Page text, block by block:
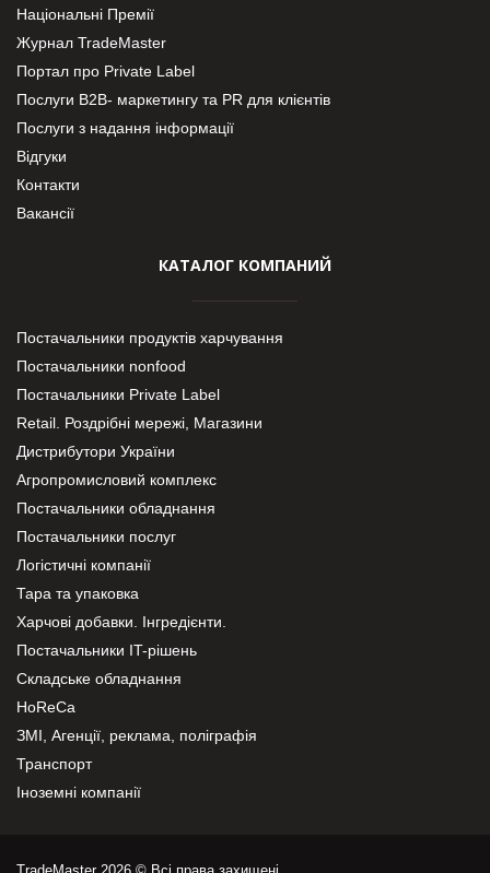
Національні Премії
Журнал TradeMaster
Портал про Private Label
Послуги В2В- маркетингу та PR для клієнтів
Послуги з надання інформації
Відгуки
Контакти
Вакансії
КАТАЛОГ КОМПАНИЙ
Постачальники продуктів харчування
Постачальники nonfood
Постачальники Private Label
Retail. Роздрібні мережі, Магазини
Дистрибутори України
Агропромисловий комплекс
Постачальники обладнання
Постачальники послуг
Логістичні компанії
Тара та упаковка
Харчові добавки. Інгредієнти.
Постачальники IT-рішень
Складське обладнання
HoReCa
ЗМІ, Агенції, реклама, поліграфія
Транспорт
Іноземні компанії